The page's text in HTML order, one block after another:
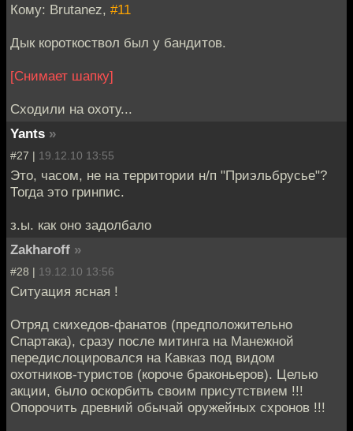
Кому: Brutanez, #11
Дык короткоствол был у бандитов.
[Снимает шапку]
Сходили на охоту...
Yants »
#27 | 19.12.10 13:55
Это, часом, не на территории н/п "Приэльбрусье"?
Тогда это гринпис.
з.ы. как оно задолбало
Zakharoff »
#28 | 19.12.10 13:56
Ситуация ясная !
Отряд скихедов-фанатов (предположительно
Спартака), сразу после митинга на Манежной
передислоцировался на Кавказ под видом
охотников-туристов (короче браконьеров). Целью
акции, было оскорбить своим присутствием !!!
Опорочить древний обычай оружейных схронов !!!